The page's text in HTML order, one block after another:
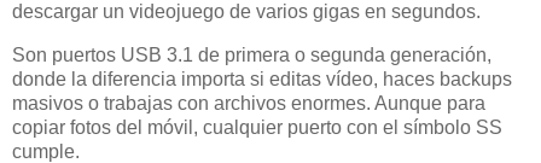
descargar un videojuego de varios gigas en segundos.
Son puertos USB 3.1 de primera o segunda generación,
donde la diferencia importa si editas vídeo, haces backups
masivos o trabajas con archivos enormes. Aunque para
copiar fotos del móvil, cualquier puerto con el símbolo SS
cumple.